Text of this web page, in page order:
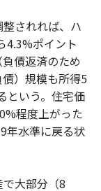
されれば、ハ
4.3%ポイント
債返済のため
）規模も所得5
という。住宅価
程度上がった
年水準に戻る状
大部分（8